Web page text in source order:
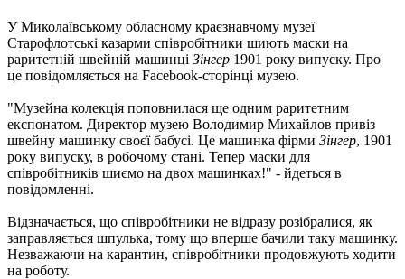
У Миколаївському обласному краєзнавчому музеї
Старофлотські казарми співробітники шиють маски на
раритетній швейній машинці Зінгер 1901 року випуску. Про
це повідомляється на Facebook-сторінці музею.
"Музейна колекція поповнилася ще одним раритетним
експонатом. Директор музею Володимир Михайлов привіз
швейну машинку своєї бабусі. Це машинка фірми Зінгер, 1901
року випуску, в робочому стані. Тепер маски для
співробітників шиємо на двох машинках!" - йдеться в
повідомленні.
Відзначається, що співробітники не відразу розібралися, як
заправляється шпулька, тому що вперше бачили таку машинку.
Незважаючи на карантин, співробітники продовжують ходити
на роботу.